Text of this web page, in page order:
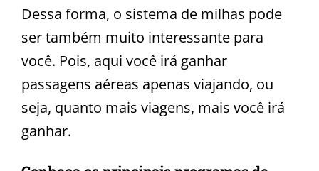
Dessa forma, o sistema de milhas pode
ser também muito interessante para
você. Pois, aqui você irá ganhar
passagens aéreas apenas viajando, ou
seja, quanto mais viagens, mais você irá
ganhar.